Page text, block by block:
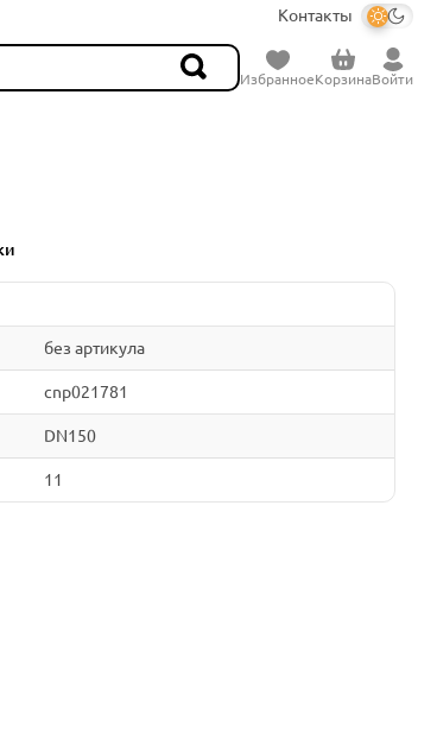
Контакты
ИзбранноеКорзинаВойти
без артикула
cnp021781
DN150
11